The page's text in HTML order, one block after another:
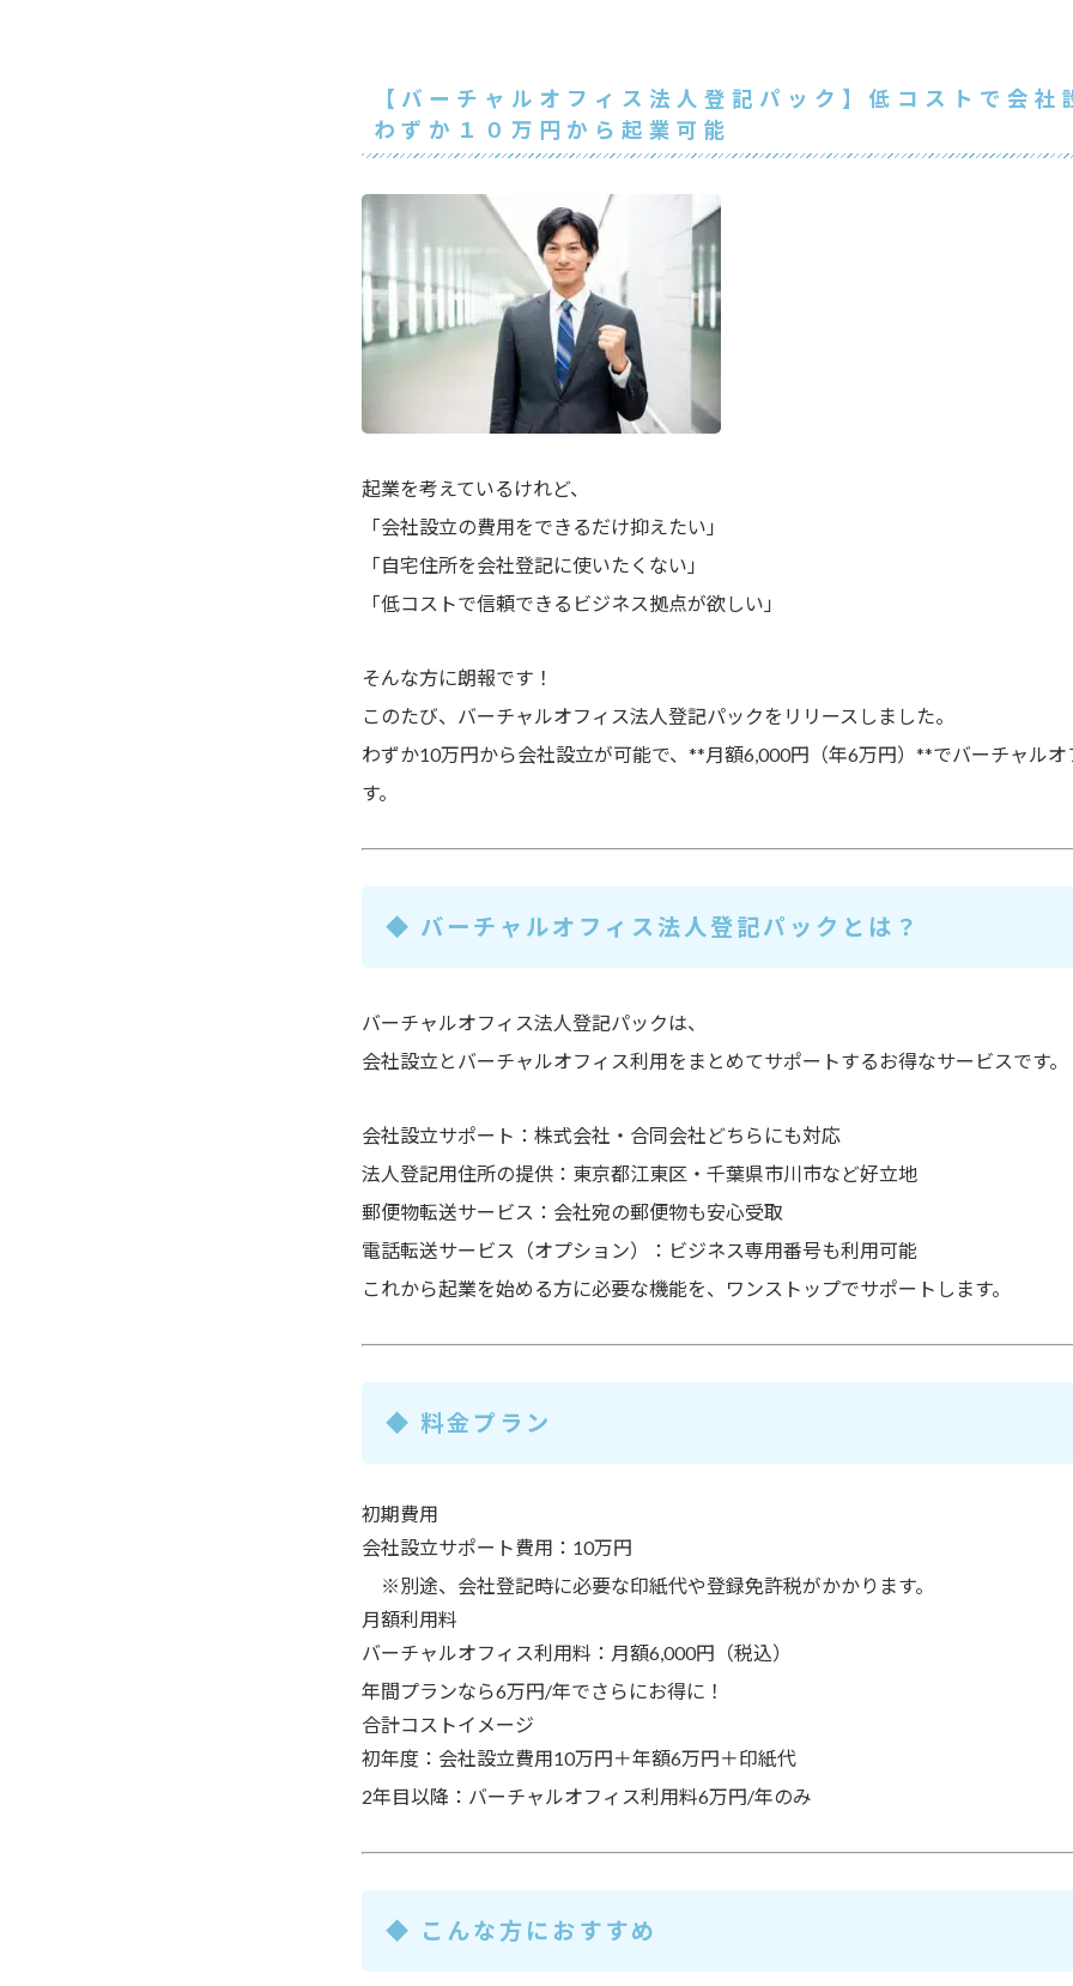
【バーチャルオフィス法人登記パック】低コストで会社
わずか１０万円から起業可能
起業を考えているけれど、
「会社設立の費用をできるだけ抑えたい」
「自宅住所を会社登記に使いたくない」
「低コストで信頼できるビジネス拠点が欲しい」
そんな方に朗報です！
このたび、 バーチャルオフィス法人登記パックをリリースしました。
わずか10万円から会社設立が可能で、**月額6,000円（年6万円）**でバーチャルオ
す。
◆ バーチャルオフィス法人登記パックとは？
バーチャルオフィス法人登記パックは、
会社設立とバーチャルオフィス利用をまとめてサポートするお得なサービスです。
会社設立サポート ：株式会社・合同会社どちらにも対応
法人登記用住所の提供 ：東京都江東区・千葉県市川市など好立地
郵便物転送サービス ：会社宛の郵便物も安心受取
電話転送サービス（オプション）
：ビジネス専用番号も利用可能
これから起業を始める方に必要な機能を、
ワンストップでサポート します。
◆ 料金プラン
初期費用
会社設立サポート費用 ：10万円
※別途、会社登記時に必要な印紙代や登録免許税がかかります。
月額利用料
バーチャルオフィス利用料 ：月額6,000円（税込）
年間プランなら6万円/年でさらにお得に！
合計コストイメージ
初年度： 会社設立費用10万円＋年額6万円＋印紙代
2年目以降： バーチャルオフィス利用料6万円/年のみ
◆ こんな方におすすめ